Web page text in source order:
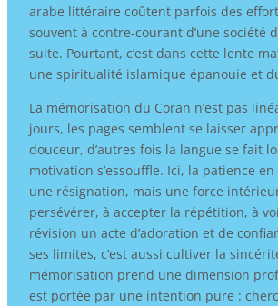
arabe littéraire coûtent parfois des
souvent à contre-courant d’une société
suite. Pourtant, c’est dans cette lente
une spiritualité islamique épanouie et
La mémorisation du Coran n’est pas
jours, les pages semblent se laisser
douceur, d’autres fois la langue se fait
motivation s’essouffle. Ici, la patience en
une résignation, mais une force
persévérer, à accepter la répétition, à
révision un acte d’adoration et de
ses limites, c’est aussi cultiver la
mémorisation prend une dimension
est portée par une intention pure :